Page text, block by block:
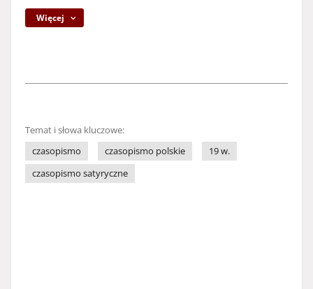
Więcej
Temat i słowa kluczowe:
czasopismo
czasopismo polskie
19 w.
czasopismo satyryczne